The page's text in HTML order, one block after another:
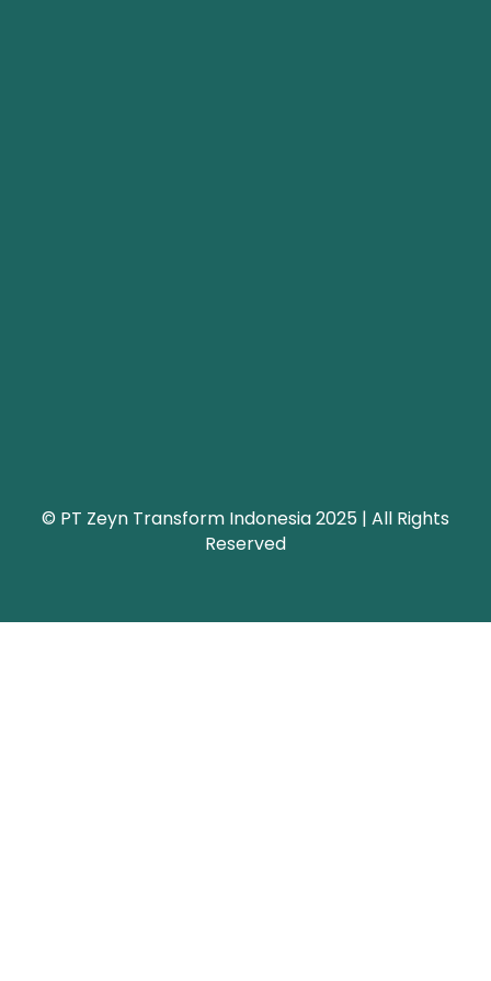
© PT Zeyn Transform Indonesia 2025 | All Rights
Reserved